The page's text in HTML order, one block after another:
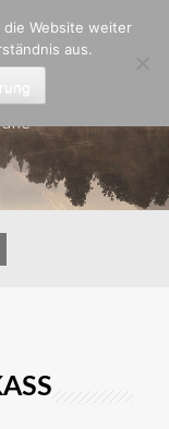
die Website weiter
aus.